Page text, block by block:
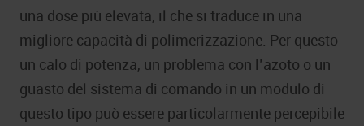
una dose più elevata, il che si traduce in una
migliore capacità di polimerizzazione. Per questo
un calo di potenza, un problema con l’azoto o un
guasto del sistema di comando in un modulo di
questo tipo può essere particolarmente percepibile